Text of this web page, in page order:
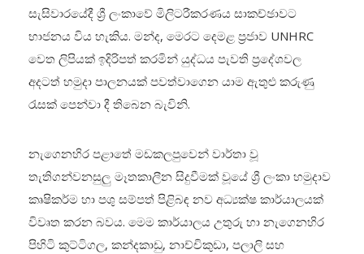
සැසිවාරයේදී ශ්‍රී ලංකාවේ මිලිටරීකරණය සාකච්ඡාවට
භාජනය විය හැකිය. මන්ද, මෙරට දෙමළ ප්‍රජාව UNHRC
වෙත ලිපියක් ඉදිරිපත් කරමින් යුද්ධය පැවති ප්‍රදේශවල
අදටත් හමුදා පාලනයක් පවත්වාගෙන යාම ඇතුළු කරුණු
රැසක් පෙන්වා දී තිබෙන බැවිනි.
නැගෙනහිර පළාතේ මඩකලපුවෙන් වාර්තා වූ
තැතිගන්වනසුලු මෑතකාලීන සිදුවීමක් වූයේ ශ්‍රී ලංකා හමුදාව
කෘෂිකර්ම හා පශු සම්පත් පිළිබඳ නව අධ්‍යක්ෂ කාර්යාලයක්
විවෘත කරන බවය. මෙම කාර්යාලය උතුරු හා නැගෙනහිර
පිහිටි කුට්ටිගල, කන්දකාඩු, නාච්චිකුඩා, පලාලි සහ